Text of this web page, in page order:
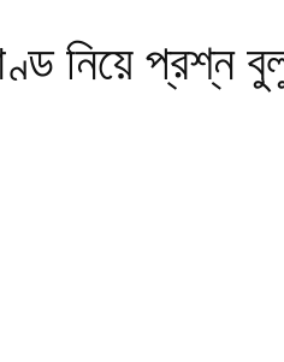
নিয়ে প্রশ্ন